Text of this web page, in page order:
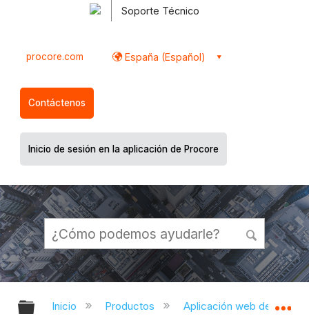
Soporte Técnico
procore.com España (Español)
Contáctenos
Inicio de sesión en la aplicación de Procore
Expandir/contraer jerarquía global
Inicio Productos Aplicación web de